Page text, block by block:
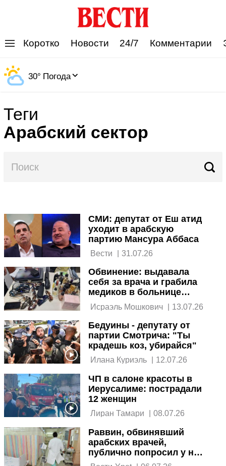
Коротко Новости 24/7 Комментарии
30° Погода
Теги
Арабский сектор
СМИ: депутат от Еш атид
уходит в арабскую
партию Мансура Аббаса
| 31.07.26
Обвинение: выдавала
себя за врача и грабила
медиков в больнице
Афулы
Исраэль Мошкович | 13.07.26
Бедуины - депутату от
партии Смотрича: "Ты
крадешь коз, убирайся"
Илана Куриэль | 12.07.26
ЧП в салоне красоты в
Иерусалиме: пострадали
12 женщин
| 08.07.26
Раввин, обвинявший
арабских врачей,
публично попросил у них
прощения